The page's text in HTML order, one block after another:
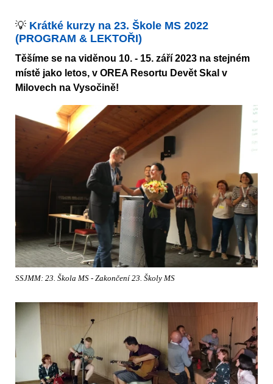
💡 Krátké kurzy na 23. Škole MS 2022
(PROGRAM & LEKTOŘI)
Těšíme se na viděnou 10. - 15. září 2023 na stejném
místě jako letos, v OREA Resortu Devět Skal v
Milovech na Vysočině!
SSJMM: 23. Škola MS - Zakončení 23. Školy MS